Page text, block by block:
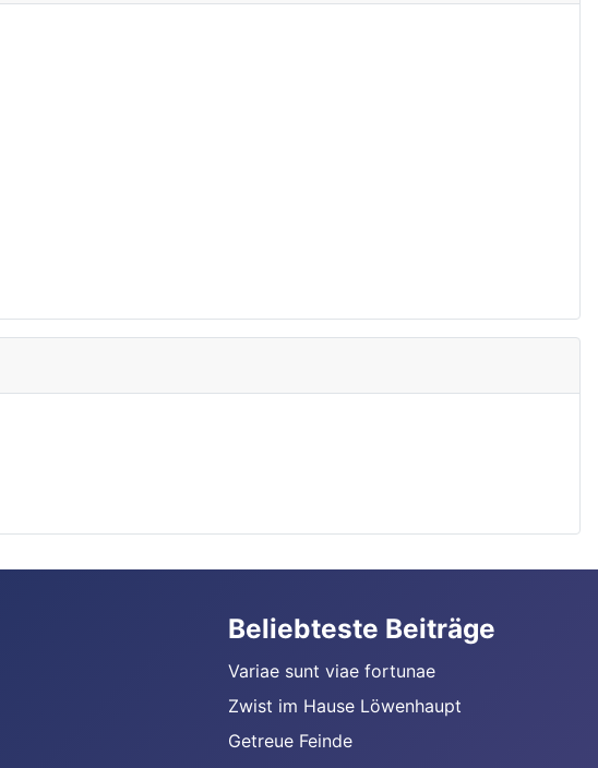
Beliebteste Beiträge
Variae sunt viae fortunae
Zwist im Hause Löwenhaupt
Getreue Feinde